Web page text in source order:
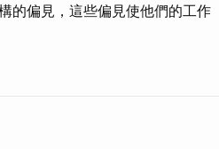
的偏見，這些偏見使他們的工作